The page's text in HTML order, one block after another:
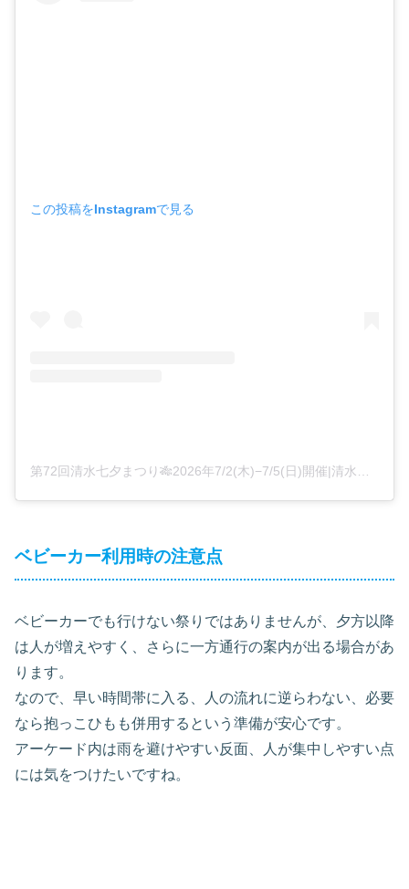
この投稿をInstagramで見る
ベビーカー利用時の注意点
ベビーカーでも行けない祭りではありませんが、夕方以降
は人が増えやすく、さらに一方通行の案内が出る場合があ
ります。
なので、早い時間帯に入る、人の流れに逆らわない、必要
なら抱っこひもも併用するという準備が安心です。
アーケード内は雨を避けやすい反面、人が集中しやすい点
には気をつけたいですね。